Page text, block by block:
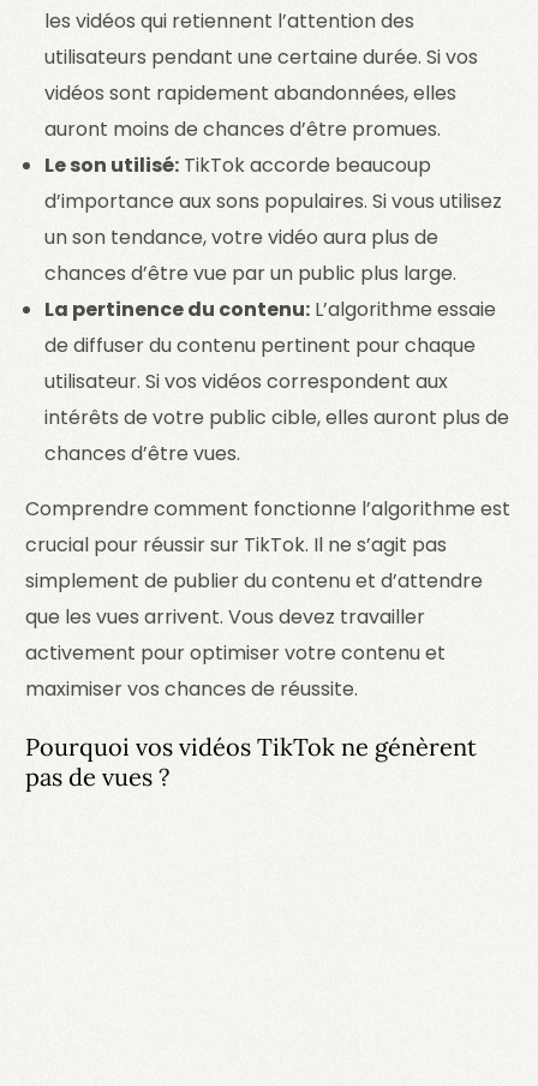
les vidéos qui retiennent l’attention des
utilisateurs pendant une certaine durée. Si vos
vidéos sont rapidement abandonnées, elles
auront moins de chances d’être promues.
Le son utilisé: TikTok accorde beaucoup
d’importance aux sons populaires. Si vous utilisez
un son tendance, votre vidéo aura plus de
chances d’être vue par un public plus large.
La pertinence du contenu: L’algorithme essaie
de diffuser du contenu pertinent pour chaque
utilisateur. Si vos vidéos correspondent aux
intérêts de votre public cible, elles auront plus de
chances d’être vues.
Comprendre comment fonctionne l’algorithme est
crucial pour réussir sur TikTok. Il ne s’agit pas
simplement de publier du contenu et d’attendre
que les vues arrivent. Vous devez travailler
activement pour optimiser votre contenu et
maximiser vos chances de réussite.
Pourquoi vos vidéos TikTok ne génèrent
pas de vues ?